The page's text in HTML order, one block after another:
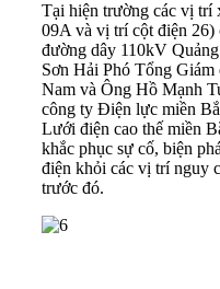
Tại hiện trường các vị trí
09A và vị trí cột điện 26)
đường dây 110kV
Sơn Hải Phó Tổng
Nam và Ông Hồ Mạnh
công ty Điện lực miền
Lưới điện cao thế miền
khắc phục sự cố, biện
điện khỏi các vị trí nguy
trước đó.